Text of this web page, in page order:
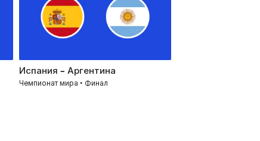
Испания – Аргентина
Чемпионат мира • Финал